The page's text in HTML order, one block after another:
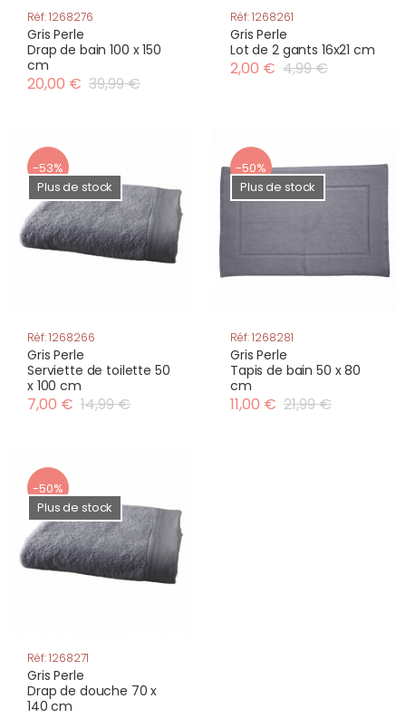
Réf: 1268276
Gris Perle
Drap de bain 100 x 150
cm
20,00 € 39,99 €
Réf: 1268261
Gris Perle
Lot de 2 gants 16x21 cm
2,00 € 4,99 €
-53%
Plus de stock
Réf: 1268266
Gris Perle
Serviette de toilette 50
x 100 cm
7,00 € 14,99 €
-50%
Plus de stock
Réf: 1268281
Gris Perle
Tapis de bain 50 x 80
cm
11,00 € 21,99 €
-50%
Plus de stock
Réf: 1268271
Gris Perle
Drap de douche 70 x
140 cm